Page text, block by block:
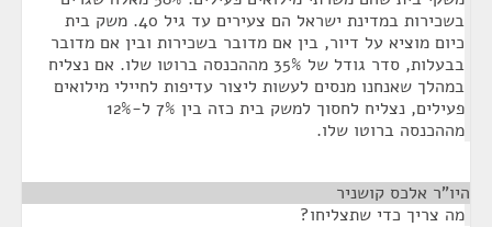
בשכירות במדינת ישראל הם צעירים עד גיל 40. משק בית
כיום מוציא על דיור, בין אם מדובר בשכירות ובין אם מדובר
בבעלות, סדר גודל של 35% מההכנסה ברוטו שלו. אם נצליח
במהלך שאנחנו מנסים לעשות ליצור עדיפות לחיילי מילואים
פעילים, נצליח לחסוך למשק בית כזה בין 7% ל-12%
מההכנסה ברוטו שלו.
היו"ר אלכס קושניר
מה צריך כדי שתצליחו?